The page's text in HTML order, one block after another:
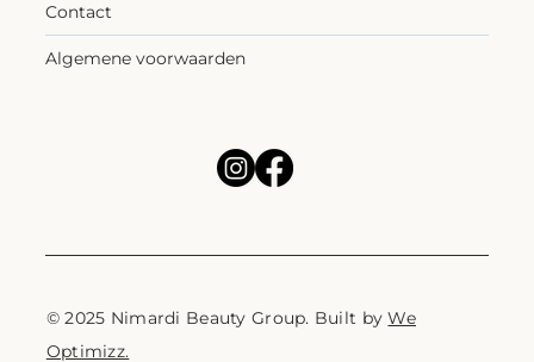
© 2025 Nimardi Beauty Group. Built byWe
Optimizz.
Contact
Algemene voorwaarden